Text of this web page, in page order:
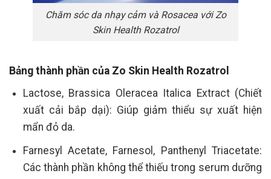
Chăm sóc da nhạy cảm và Rosacea với Zo
Skin Health Rozatrol
Bảng thành phần của Zo Skin Health Rozatrol
Lactose, Brassica Oleracea Italica Extract (Chiết
xuất cải bắp dại): Giúp giảm thiểu sự xuất hiện
mẩn đỏ da.
Farnesyl Acetate, Farnesol, Panthenyl Triacetate:
Các thành phần không thể thiếu trong serum dưỡng